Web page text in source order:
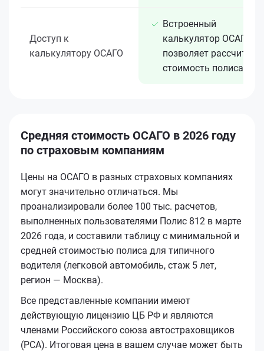
Доступ к
калькулятору ОСАГО
Встроенный
калькулятор ОСАГО
позволяет рассчитать
стоимость полиса
Средняя стоимость ОСАГО в 2026 году
по страховым компаниям
Цены на ОСАГО в разных страховых компаниях
могут значительно отличаться. Мы
проанализировали более 100 тыс. расчетов,
выполненных пользователями Полис 812 в марте
2026 года, и составили таблицу с минимальной и
средней стоимостью полиса для типичного
водителя (легковой автомобиль, стаж 5 лет,
регион — Москва).
Все представленные компании имеют
действующую лицензию ЦБ РФ и являются
членами Российского союза автостраховщиков
(РСА). Итоговая цена в вашем случае может быть